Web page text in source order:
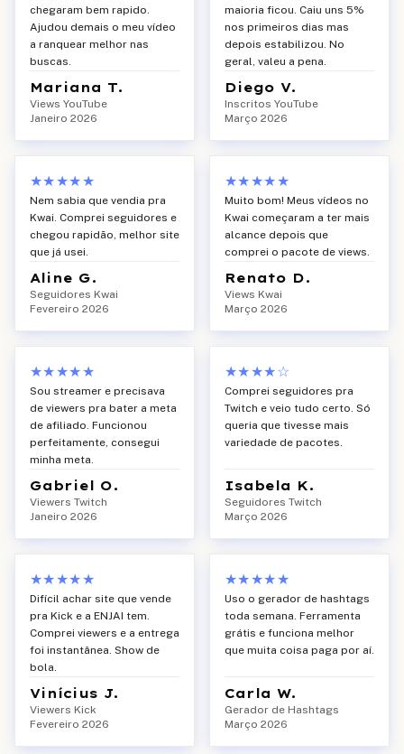
chegaram bem rapido.
Ajudou demais o meu vídeo
a ranquear melhor nas
buscas.
Mariana T.
Views YouTube
Janeiro 2026
maioria ficou. Caiu uns 5%
nos primeiros dias mas
depois estabilizou. No
geral, valeu a pena.
Diego V.
Inscritos YouTube
Março 2026
★★★★★
Nem sabia que vendia pra
Kwai. Comprei seguidores e
chegou rapidão, melhor site
que já usei.
Aline G.
Seguidores Kwai
Fevereiro 2026
★★★★★
Muito bom! Meus vídeos no
Kwai começaram a ter mais
alcance depois que
comprei o pacote de views.
Renato D.
Views Kwai
Março 2026
★★★★★
Sou streamer e precisava
de viewers pra bater a meta
de afiliado. Funcionou
perfeitamente, consegui
minha meta.
Gabriel O.
Viewers Twitch
Janeiro 2026
★★★★☆
Comprei seguidores pra
Twitch e veio tudo certo. Só
queria que tivesse mais
variedade de pacotes.
Isabela K.
Seguidores Twitch
Março 2026
★★★★★
Difícil achar site que vende
pra Kick e a ENJAI tem.
Comprei viewers e a entrega
foi instantânea. Show de
bola.
Vinícius J.
Viewers Kick
Fevereiro 2026
★★★★★
Uso o gerador de hashtags
toda semana. Ferramenta
grátis e funciona melhor
que muita coisa paga por aí.
Carla W.
Gerador de Hashtags
Março 2026